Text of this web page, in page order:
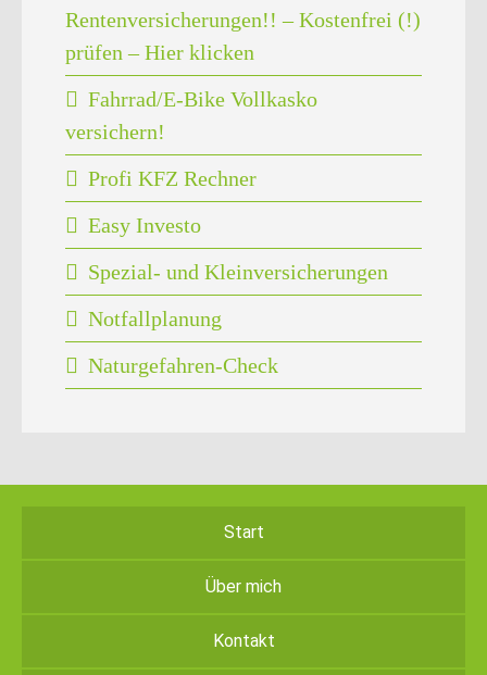
Rentenversicherungen!! – Kostenfrei (!)
prüfen – Hier klicken
Fahrrad/E-Bike Vollkasko
versichern!
Profi KFZ Rechner
Easy Investo
Spezial- und Kleinversicherungen
Notfallplanung
Naturgefahren-Check
Start
Über mich
Kontakt